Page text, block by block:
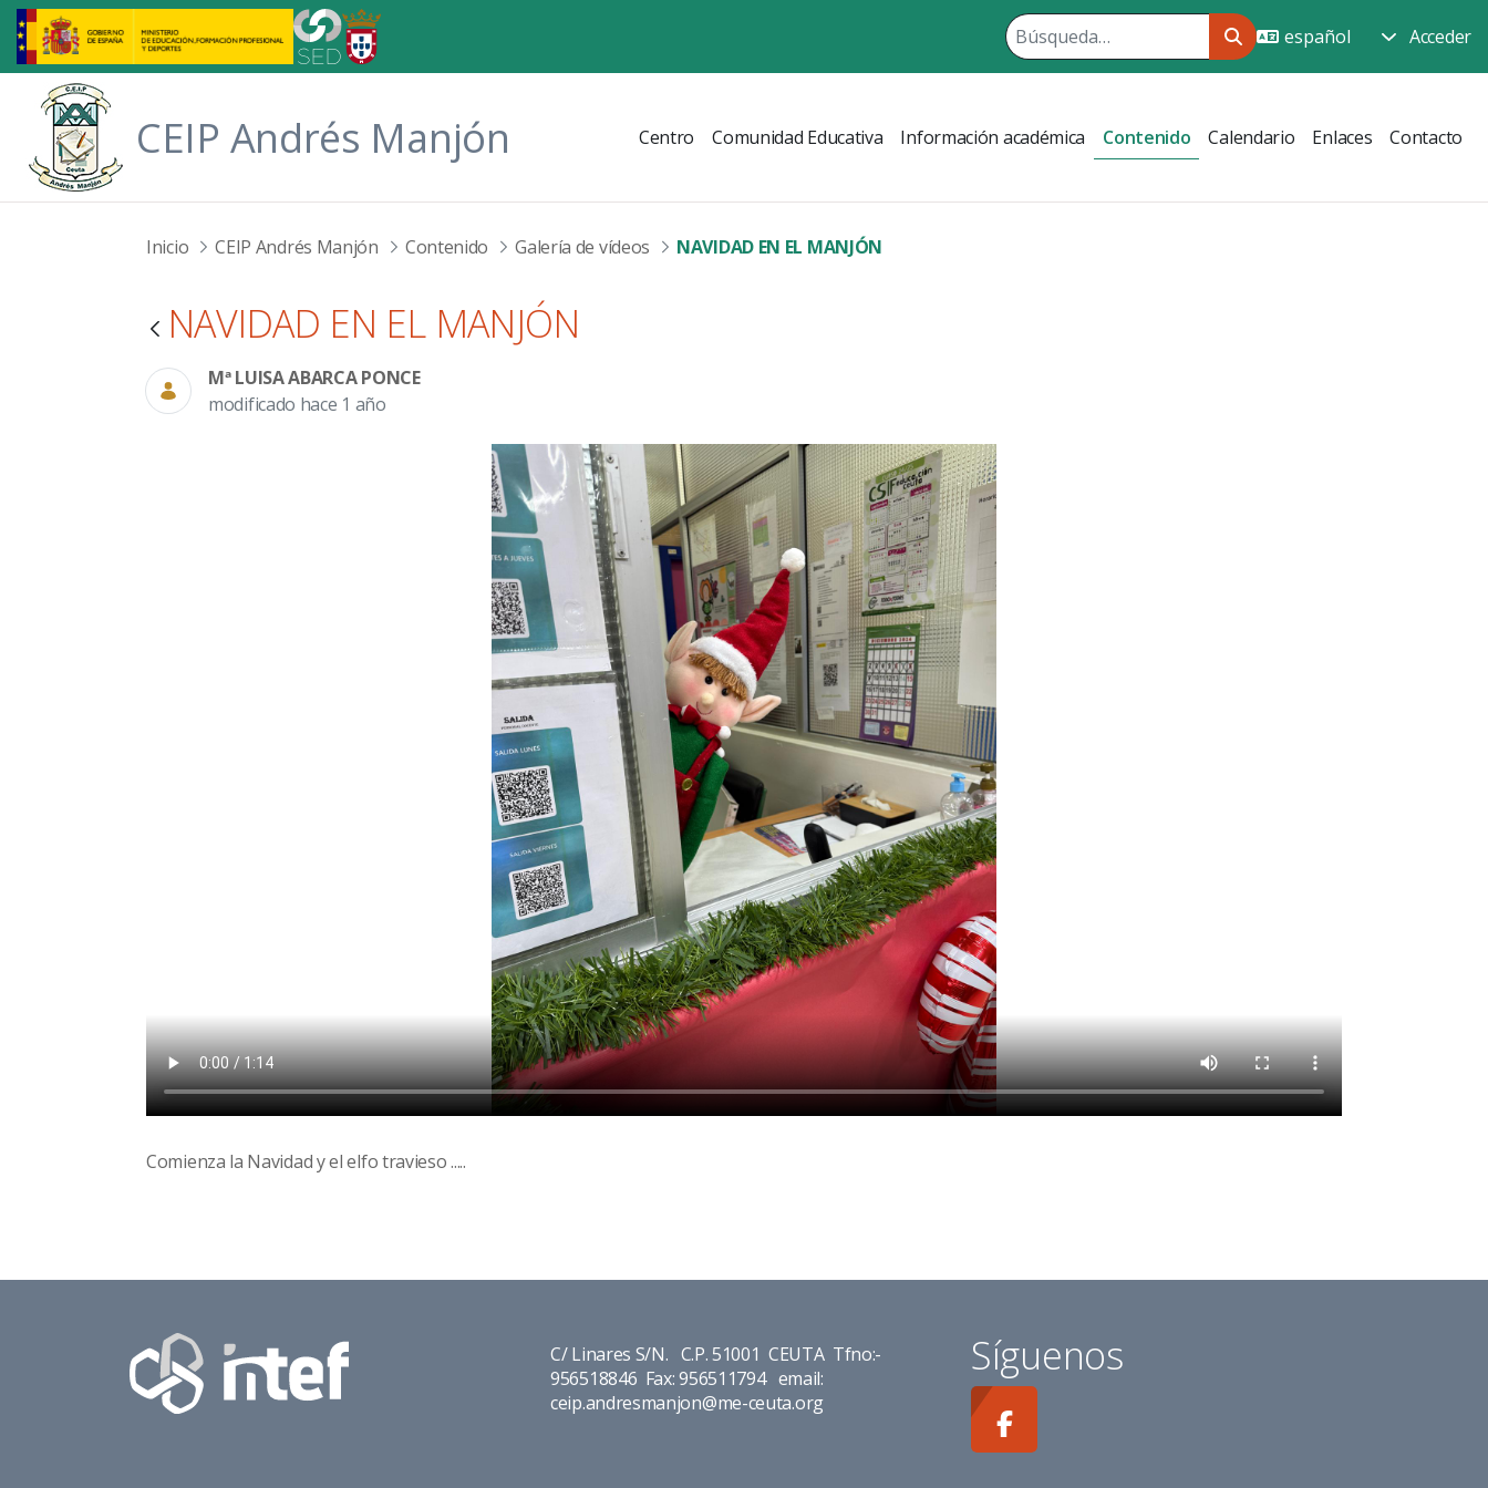
Saltar al contenido principal
Acceder
CEIP Andrés Manjón Centro Comunidad Educativa Información académica Contenido Calendario Enlaces Contacto
Inicio CEIP Andrés Manjón Contenido Galería de vídeos NAVIDAD EN EL MANJÓN
NAVIDAD EN EL MANJÓN
Mª LUISA ABARCA PONCE
modificado hace 1 año
Comienza la Navidad y el elfo travieso .....
C/ Linares S/N. C.P. 51001 CEUTA Tfno:-
956518846 Fax: 956511794 email:
ceip.andresmanjon@me-ceuta.org
Síguenos